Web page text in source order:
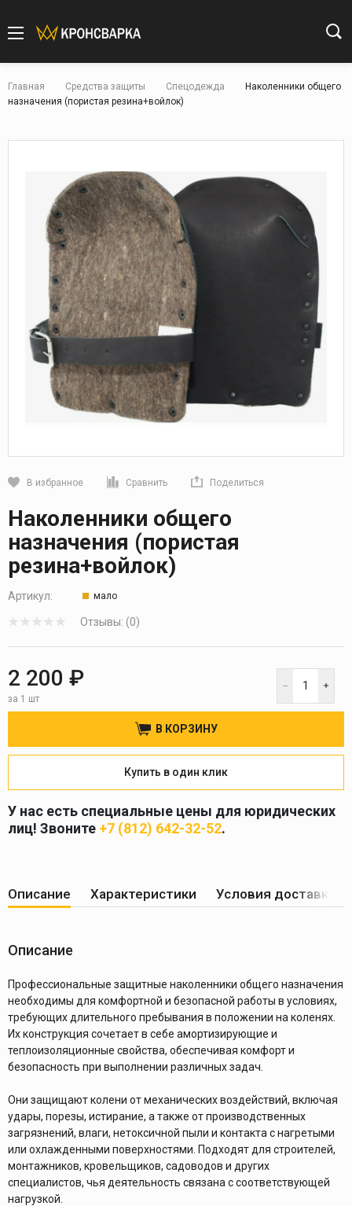
Главная Средства защиты Спецодежда
Наколенники общего
назначения (пористая резина+войлок)
В избранное Сравнить Поделиться
Кликните, чтобы скопировать прямую ссылку
Наколенники общего
назначения (пористая
резина+войлок)
Артикул: мало
Отзывы: (0)
2 200 ₽
за 1 шт
В КОРЗИНУ
Купить в один клик
У нас есть специальные цены для юридических
лиц! Звоните +7 (812) 642-32-52.
Описание Характеристики Условия доставки
Описание
Профессиональные защитные наколенники общего назначения
необходимы для комфортной и безопасной работы в условиях,
требующих длительного пребывания в положении на коленях.
Их конструкция сочетает в себе амортизирующие и
теплоизоляционные свойства, обеспечивая комфорт и
безопасность при выполнении различных задач.
Они защищают колени от механических воздействий, включая
удары, порезы, истирание, а также от производственных
загрязнений, влаги, нетоксичной пыли и контакта с нагретыми
или охлажденными поверхностями. Подходят для строителей,
монтажников, кровельщиков, садоводов и других
специалистов, чья деятельность связана с соответствующей
нагрузкой.